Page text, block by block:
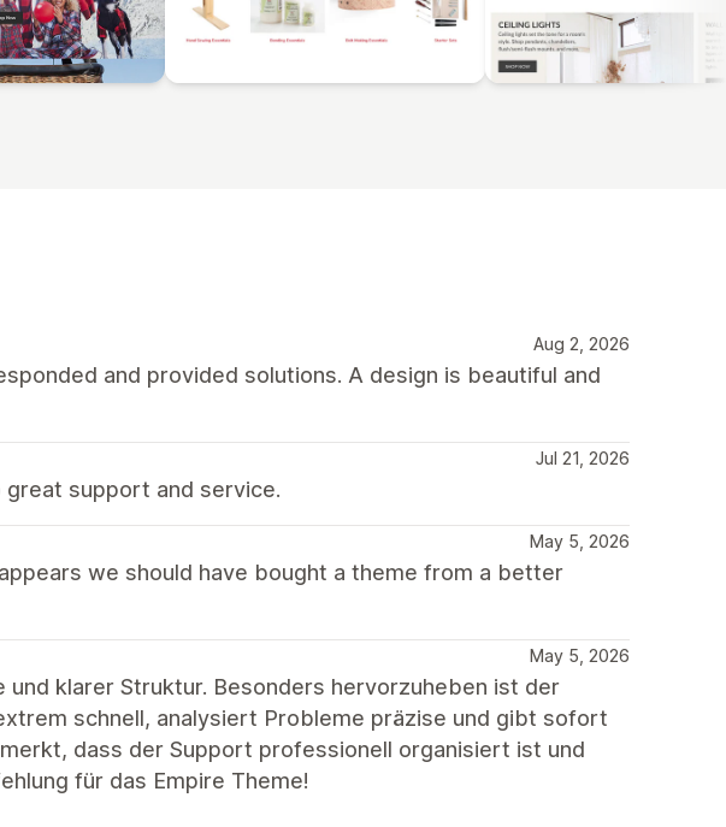
Aug 2, 2026
and provided solutions. A design is beautiful and
Jul 21, 2026
support and service.
May 5, 2026
we should have bought a theme from a better
May 5, 2026
klarer Struktur. Besonders hervorzuheben ist der
schnell, analysiert Probleme präzise und gibt sofort
dass der Support professionell organisiert ist und
für das Empire Theme!